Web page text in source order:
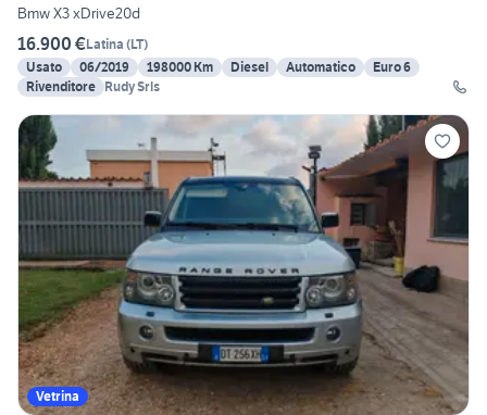
Bmw X3 xDrive20d
16.900 €Latina (LT)
Usato
06/2019 198000 Km Diesel Automatico
Euro 6
Rivenditore Rudy Srls
Vetrina